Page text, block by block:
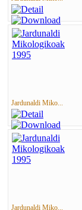
Jardunaldi Miko...
Jardunaldi Miko...